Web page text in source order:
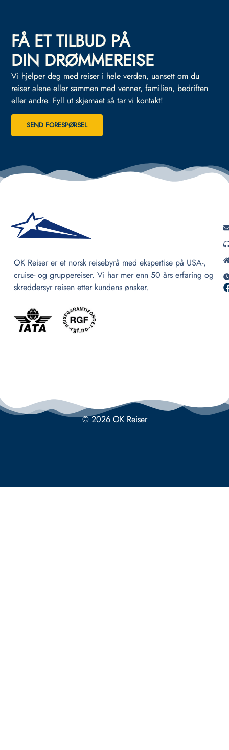
FÅ ET TILBUD PÅ
DIN DRØMMEREISE
Vi hjelper deg med reiser i hele verden, uansett om du
reiser alene eller sammen med venner, familien, bedriften
eller andre. Fyll ut skjemaet så tar vi kontakt!
SEND FORESPØRSEL
OK Reiser er et norsk reisebyrå med ekspertise på USA-,
cruise- og gruppereiser. Vi har mer enn 50 års erfaring og
skreddersyr reisen etter kundens ønsker.
© 2026 OK Reiser